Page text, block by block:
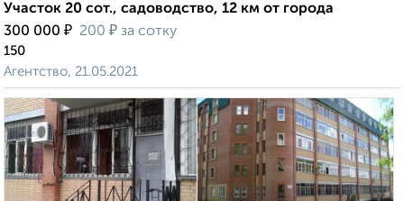
Участок 20 сот., садоводство, 12 км от города
300 000 ₽ 200 ₽ за сотку
150
Агентство, 21.05.2021